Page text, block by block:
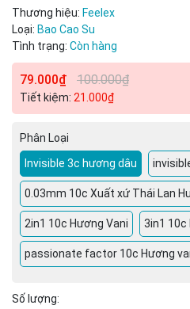
Thương hiệu: Feelex
Loại: Bao Cao Su
Tình trạng: Còn hàng
79.000₫ 100.000₫
Tiết kiệm: 21.000₫
Phân Loại
Invisible 3c hương dâu
0.03mm 10c Xuất xứ Thái Lan
2in1 10c Hương Vani 3in1 10c
passionate factor 10c Hương
Số lượng:
Mã giảm giá:
Ngày hết
Điều kiện: